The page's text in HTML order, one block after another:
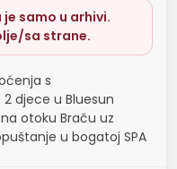
samo u arhivi.
sa strane.
s
2 djece u Bluesun
otoku Braču uz
u bogatoj SPA